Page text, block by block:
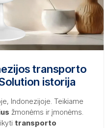
transporto
istorija
Indonezijoje. Teikiame
žmonėms ir įmonėms.
transporto